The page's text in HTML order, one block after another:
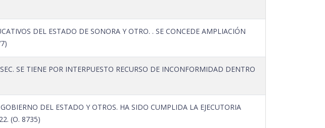
DEL ESTADO DE SONORA Y OTRO. . SE CONCEDE AMPLIACIÓN
SE TIENE POR INTERPUESTO RECURSO DE INCONFORMIDAD DENTRO
DEL ESTADO Y OTROS. HA SIDO CUMPLIDA LA EJECUTORIA
(O. 8735)